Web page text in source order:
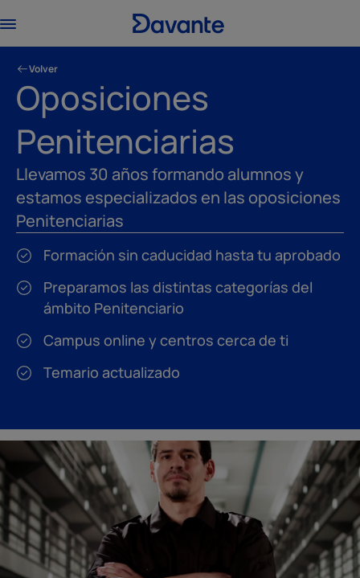
Volver
Oposiciones
Penitenciarias
Llevamos 30 años formando alumnos y
estamos especializados en las oposiciones
Penitenciarias
Formación sin caducidad hasta tu aprobado
Preparamos las distintas categorías del
ámbito Penitenciario
Campus online y centros cerca de ti
Temario actualizado